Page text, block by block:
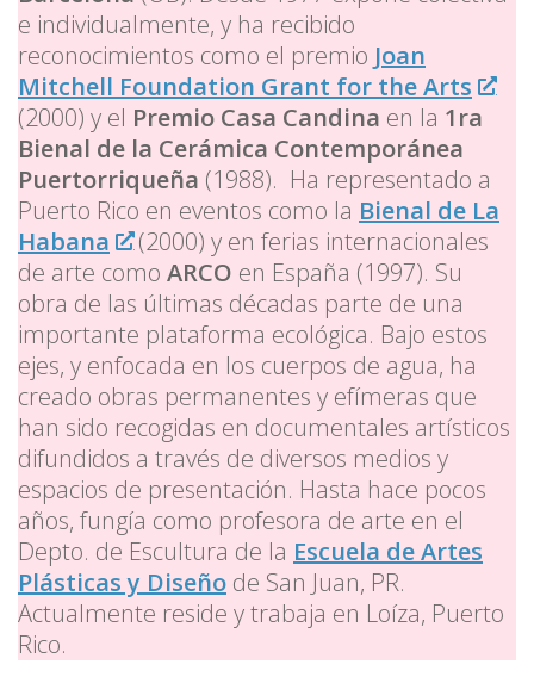
e individualmente, y ha recibido
reconocimientos como el premio Joan
Mitchell Foundation Grant for the Arts
(2000) y el Premio Casa Candina en la 1ra
Bienal de la Cerámica Contemporánea
Puertorriqueña (1988). Ha representado a
Puerto Rico en eventos como la Bienal de La
Habana
(2000) y en ferias internacionales
de arte como ARCO en España (1997). Su
obra de las últimas décadas parte de una
importante plataforma ecológica. Bajo estos
ejes, y enfocada en los cuerpos de agua, ha
creado obras permanentes y efímeras que
han sido recogidas en documentales artísticos
difundidos a través de diversos medios y
espacios de presentación. Hasta hace pocos
años, fungía como profesora de arte en el
Depto. de Escultura de la Escuela de Artes
Plásticas y Diseño de San Juan, PR.
Actualmente reside y trabaja en Loíza, Puerto
Rico.